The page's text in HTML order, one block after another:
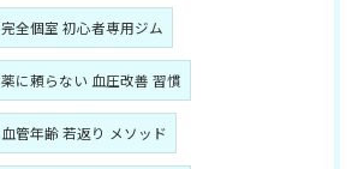
完全個室 初心者専用ジム
薬に頼らない 血圧改善 習慣
血管年齢 若返り メソッド